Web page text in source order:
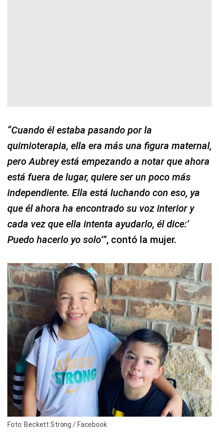
“Cuando él estaba pasando por la
quimioterapia, ella era más una figura maternal,
pero Aubrey está empezando a notar que ahora
está fuera de lugar, quiere ser un poco más
independiente. Ella está luchando con eso, ya
que él ahora ha encontrado su voz interior y
cada vez que ella intenta ayudarlo, él dice:’
Puedo hacerlo yo solo’”, contó la mujer.
Foto: Beckett Strong / Facebook